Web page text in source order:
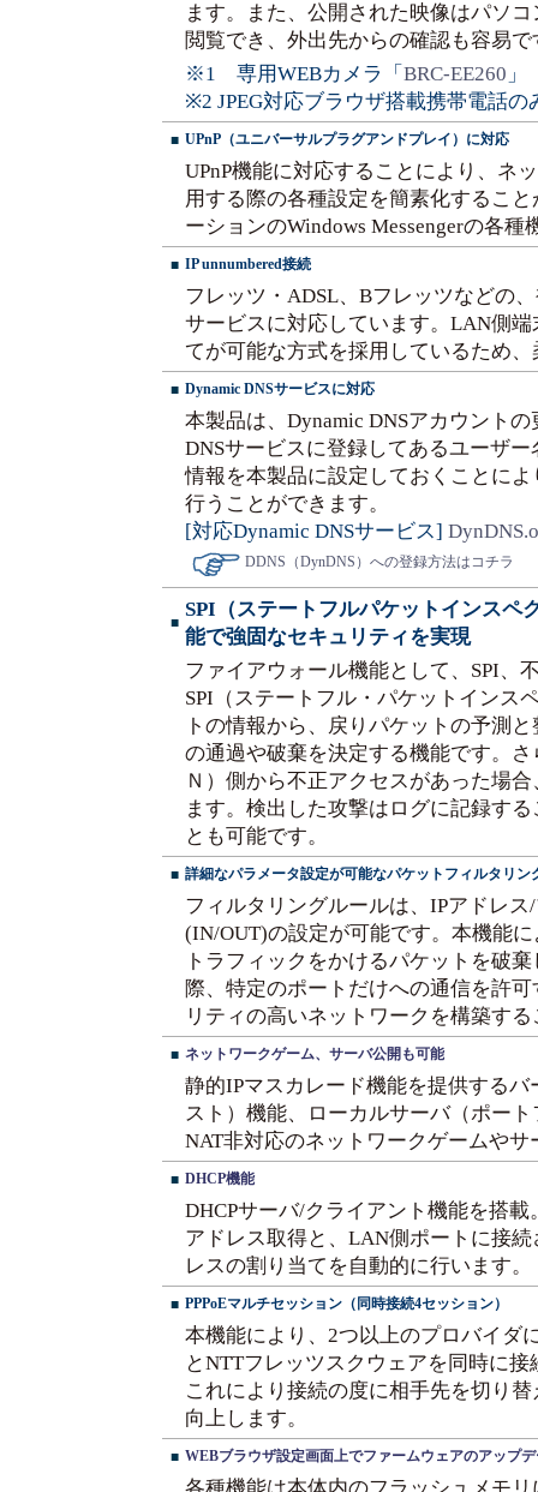
ます。また、公開された映像はパソ
閲覧でき、外出先からの確認も容易で
※1 専用WEBカメラ「 BRC-EE260 」
※2 JPEG対応ブラウザ搭載携帯電話の
■ UPnP（ユニバーサルプラグアンドプレイ）に対応
UPnP機能に対応することにより、ネ
用する際の各種設定を簡素化するこ
ーションのWindows Messengerの各
■ IP unnumbered接続
フレッツ・ADSL、Bフレッツなどの
サービスに対応しています。LAN側
てが可能な方式を採用しているため
■ Dynamic DNSサービスに対応
本製品は、Dynamic DNSアカウント
DNSサービスに登録してあるユーザ
情報を本製品に設定しておくことに
行うことができます。
[対応Dynamic DNSサービス]
DDNS（DynDNS）への登録方法はコチラ
■
SPI（ステートフルパケットインスペ
能で強固なセキュリティを実現
ファイアウォール機能として、SPI、
SPI（ステートフル・パケットインス
トの情報から、戻りパケットの予測
の通過や破棄を決定する機能です。
Ｎ）側から不正アクセスがあった場
ます。検出した攻撃はログに記録す
とも可能です。
■ 詳細なパラメータ設定が可能なパケットフィルタリン
フィルタリングルールは、IPアドレ
(IN/OUT)の設定が可能です。本機能
トラフィックをかけるパケットを破
際、特定のポートだけへの通信を許
リティの高いネットワークを構築す
■ ネットワークゲーム、サーバ公開も可能
静的IPマスカレード機能を提供する
スト）機能、ローカルサーバ（ポー
NAT非対応のネットワークゲームや
■ DHCP機能
DHCPサーバ/クライアント機能を搭
アドレス取得と、LAN側ポートに接
レスの割り当てを自動的に行います。
■ PPPoEマルチセッション（同時接続4セッション）
本機能により、2つ以上のプロバイダ
とNTTフレッツスクウェアを同時に
これにより接続の度に相手先を切り
向上します。
■ WEBブラウザ設定画面上でファームウェアのアップ